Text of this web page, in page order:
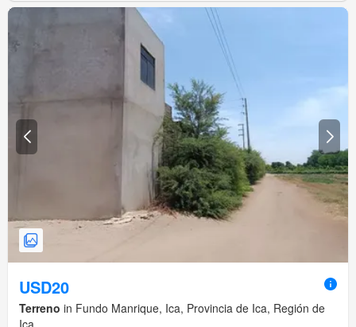
USD20
Terreno in Fundo Manrique, Ica, Provincia de Ica, Región de